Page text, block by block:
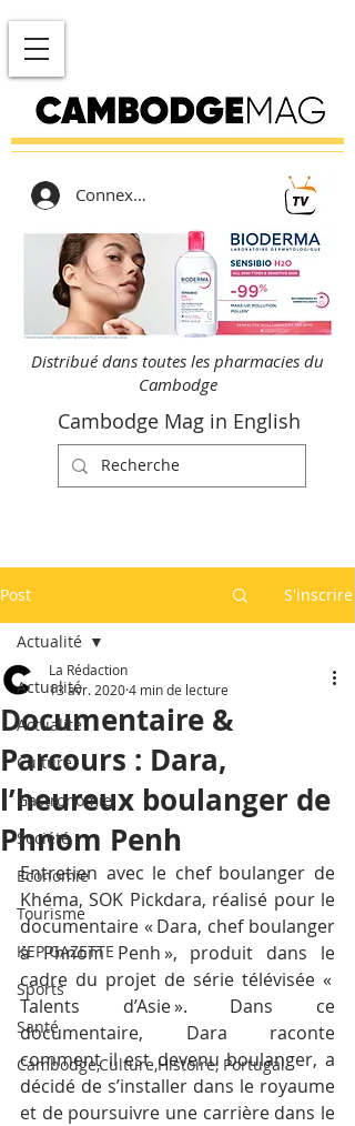
Connexion
Distribué dans toutes les pharmacies du
Cambodge
Cambodge Mag in English
Post S'inscrire
Actualité
Actualité
Culture
Gastronomie
Société
Economie
Tourisme
KEP GAZETTE
Sports
Santé
Cambodge,Culture,Histoire, Portugal
Actualité
Documentaire &
Parcours : Dara,
l’heureux boulanger de
Phnom Penh
La Rédaction
13 avr. 20204 min de lecture
Entretien avec le chef boulanger de
Khéma, SOK Pickdara, réalisé pour le
documentaire « Dara, chef boulanger
à Phnom Penh », produit dans le
cadre du projet de série télévisée «
Talents d’Asie ». Dans ce
documentaire, Dara raconte
comment il est devenu boulanger, a
décidé de s’installer dans le royaume
et de poursuivre une carrière dans le